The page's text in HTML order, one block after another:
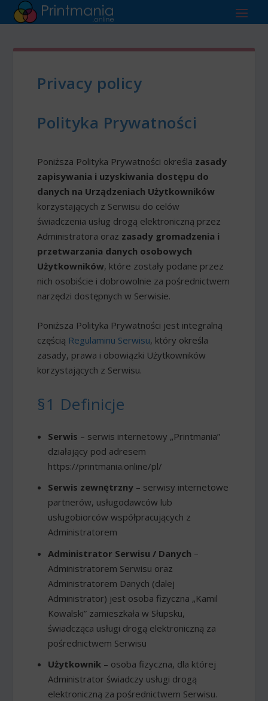
Privacy policy
Polityka Prywatności
Poniższa Polityka Prywatności określa zasady
zapisywania i uzyskiwania dostępu do
danych na Urządzeniach Użytkowników
korzystających z Serwisu do celów
świadczenia usług drogą elektroniczną przez
Administratora oraz zasady gromadzenia i
przetwarzania danych osobowych
Użytkowników, które zostały podane przez
nich osobiście i dobrowolnie za pośrednictwem
narzędzi dostępnych w Serwisie.
Poniższa Polityka Prywatności jest integralną
częścią Regulaminu Serwisu, który określa
zasady, prawa i obowiązki Użytkowników
korzystających z Serwisu.
§1 Definicje
Serwis – serwis internetowy „Printmania”
działający pod adresem
https://printmania.online/pl/
Serwis zewnętrzny– serwisy internetowe
partnerów, usługodawców lub
usługobiorców współpracujących z
Administratorem
Administrator Serwisu / Danych –
Administratorem Serwisu oraz
Administratorem Danych (dalej
Administrator) jest osoba fizyczna „Kamil
Kowalski” zamieszkała w Słupsku,
świadcząca usługi drogą elektroniczną za
pośrednictwem Serwisu
Użytkownik– osoba fizyczna, dla której
Administrator świadczy usługi drogą
elektroniczną za pośrednictwem Serwisu.